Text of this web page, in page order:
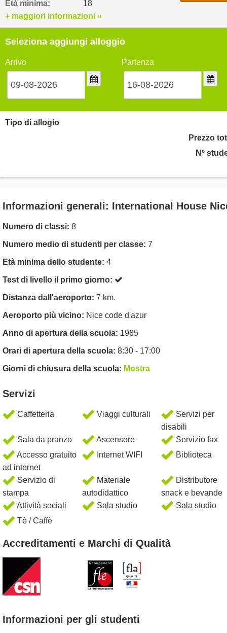
Età minima: 18
+ maggiori informazioni »
Seleziona aggiungi alloggio
Arrivo Partenza
Tipo di allogio
Prezzo
Nº
Informazioni generali: International House
Numero di classi: 8
Numero medio di studenti per classe: 7
Età minima dello studente: 4
Test di livello il primo giorno:
Distanza dall'aeroporto: 7 km.
Aeroporto più vicino: Nice code d'azur
Anno di apertura della scuola: 1985
Orari di apertura della scuola: 8:30 - 17:00
Giorni di chiusura della scuola: Mostra
Servizi
Caffetteria Viaggi culturali
Servizi per
disabili
Sala da pranzo
Ascensore
Servizio fax
Accesso gratuito
ad internet
Internet WIFI Biblioteca
Servizio di
stampa
Materiale
autodidattico
Distributore
snack e bevande
Attività sociali
Sala studio
Sala studio
Tè / Caffè
Accreditamenti e Marchi di Qualità
Informazioni per gli studenti